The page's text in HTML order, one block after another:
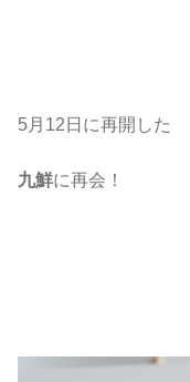
5月12日に再開した
九鮮に再会！